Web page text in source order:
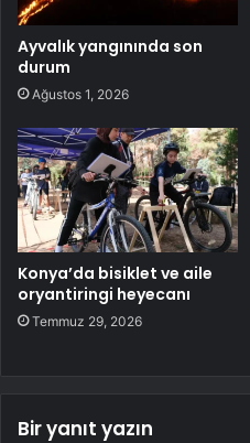
Ayvalık yangınında son
durum
Ağustos 1, 2026
Konya’da bisiklet ve aile
oryantiringi heyecanı
Temmuz 29, 2026
Bir yanıt yazın